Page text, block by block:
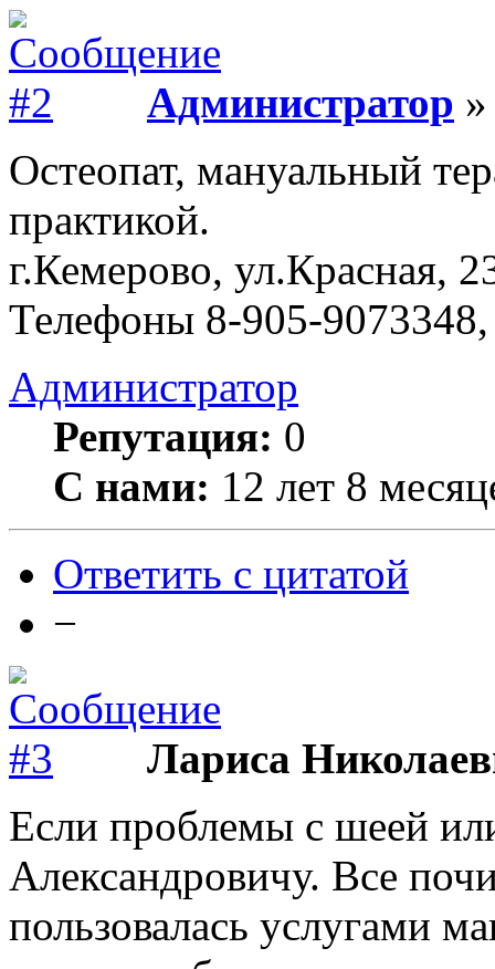
Администратор
Остеопат, мануальный
практикой.
г.Кемерово, ул.Красная,
Телефоны 8-905-
Администратор
Репутация: 0
С нами: 12 лет 8
Ответить с цитатой
−
Лариса
Если проблемы с шеей
Александровичу. Все
пользовалась услугами